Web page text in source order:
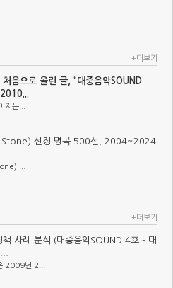
+더보기
음으로 올린 글, “대중음악SOUND
지는...
Stone) 선정 명곡 500선, 2004~2024
...
+더보기
책 사례 분석 (대중음악SOUND 4호 - 대
2009년 2...